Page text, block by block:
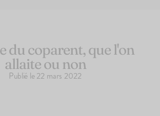
bébé
Les produits du
du coparent, que l'on
allaite ou non
Publié le22 mars 2022